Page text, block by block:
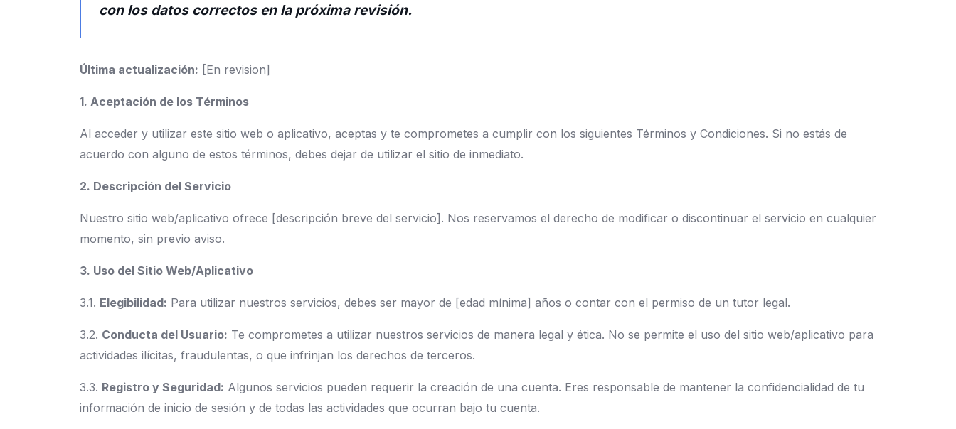
con los datos correctos en la próxima revisión.
Última actualización: [En revision]
1. Aceptación de los Términos
Al acceder y utilizar este sitio web o aplicativo, aceptas y te comprometes a cumplir con los siguientes Términos y Condiciones. Si no estás de
acuerdo con alguno de estos términos, debes dejar de utilizar el sitio de inmediato.
2. Descripción del Servicio
Nuestro sitio web/aplicativo ofrece [descripción breve del servicio]. Nos reservamos el derecho de modificar o discontinuar el servicio en cualquier
momento, sin previo aviso.
3. Uso del Sitio Web/Aplicativo
3.1. Elegibilidad: Para utilizar nuestros servicios, debes ser mayor de [edad mínima] años o contar con el permiso de un tutor legal.
3.2. Conducta del Usuario: Te comprometes a utilizar nuestros servicios de manera legal y ética. No se permite el uso del sitio web/aplicativo para
actividades ilícitas, fraudulentas, o que infrinjan los derechos de terceros.
3.3. Registro y Seguridad: Algunos servicios pueden requerir la creación de una cuenta. Eres responsable de mantener la confidencialidad de tu
información de inicio de sesión y de todas las actividades que ocurran bajo tu cuenta.